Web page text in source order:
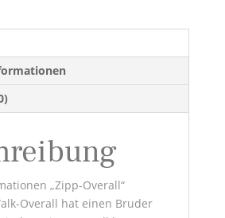
„Zipp-Overall“
Overall hat einen Bruder